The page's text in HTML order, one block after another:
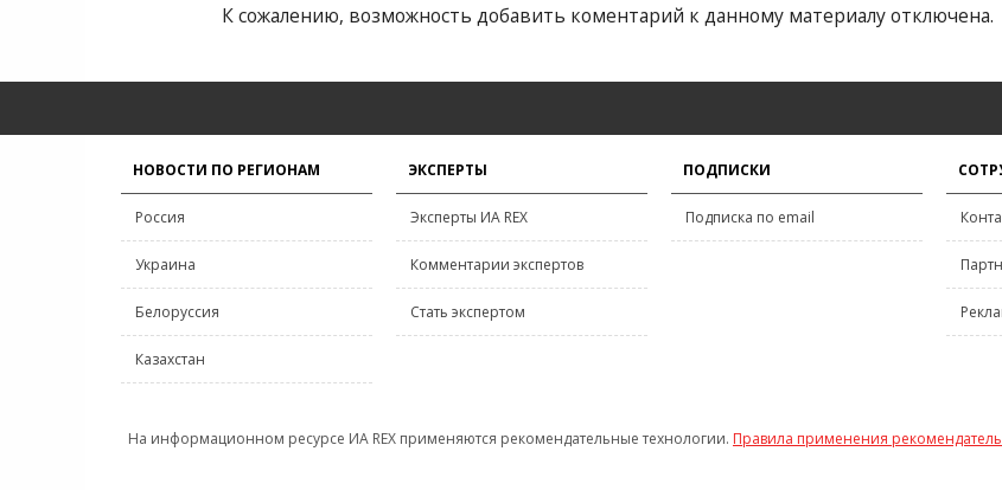
К сожалению, возможность добавить коментарий к данному материалу отключена.
НОВОСТИ ПО РЕГИОНАМ
Россия
Украина
Белоруссия
Казахстан
ЭКСПЕРТЫ
Эксперты ИА REX
Комментарии экспертов
Стать экспертом
ПОДПИСКИ
Подписка по email
На информационном ресурсе ИА REX применяются рекомендательные технологии. Правила применения